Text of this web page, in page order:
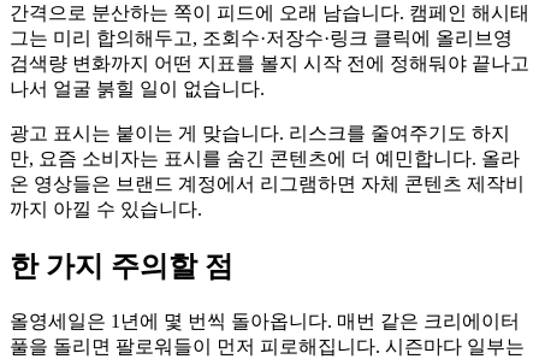
간격으로 분산하는 쪽이 피드에 오래 남습니다. 캠페인 해시태
그는 미리 합의해두고, 조회수·저장수·링크 클릭에 올리브영
검색량 변화까지 어떤 지표를 볼지 시작 전에 정해둬야 끝나고
나서 얼굴 붉힐 일이 없습니다.
광고 표시는 붙이는 게 맞습니다. 리스크를 줄여주기도 하지
만, 요즘 소비자는 표시를 숨긴 콘텐츠에 더 예민합니다. 올라
온 영상들은 브랜드 계정에서 리그램하면 자체 콘텐츠 제작비
까지 아낄 수 있습니다.
한 가지 주의할 점
올영세일은 1년에 몇 번씩 돌아옵니다. 매번 같은 크리에이터
풀을 돌리면 팔로워들이 먼저 피로해집니다. 시즌마다 일부는